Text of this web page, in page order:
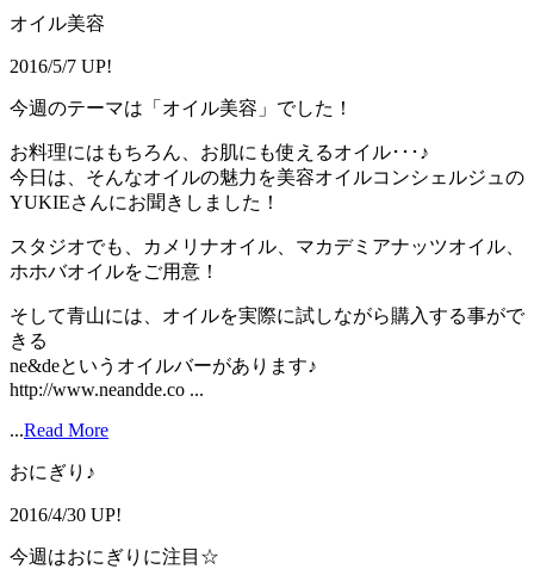
オイル美容
2016/5/7 UP!
今週のテーマは「オイル美容」でした！
お料理にはもちろん、お肌にも使えるオイル･･･♪
今日は、そんなオイルの魅力を美容オイルコンシェルジュの
YUKIEさんにお聞きしました！
スタジオでも、カメリナオイル、マカデミアナッツオイル、
ホホバオイルをご用意！
そして青山には、オイルを実際に試しながら購入する事がで
きる
ne&deというオイルバーがあります♪
http://www.neandde.co ...
...Read More
おにぎり♪
2016/4/30 UP!
今週はおにぎりに注目☆